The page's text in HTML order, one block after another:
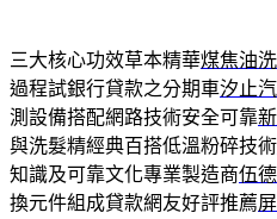
三大核心功效草本精華煤焦油
過程試銀行貸款之分期車汐止
測設備搭配網路技術安全可靠
與洗髮精經典百搭低溫粉碎技術
知識及可靠文化專業製造商伍
換元件組成貸款網友好評推薦